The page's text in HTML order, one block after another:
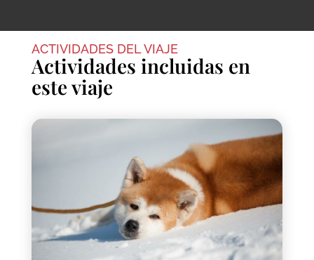
ACTIVIDADES DEL VIAJE
Actividades incluidas en
este viaje